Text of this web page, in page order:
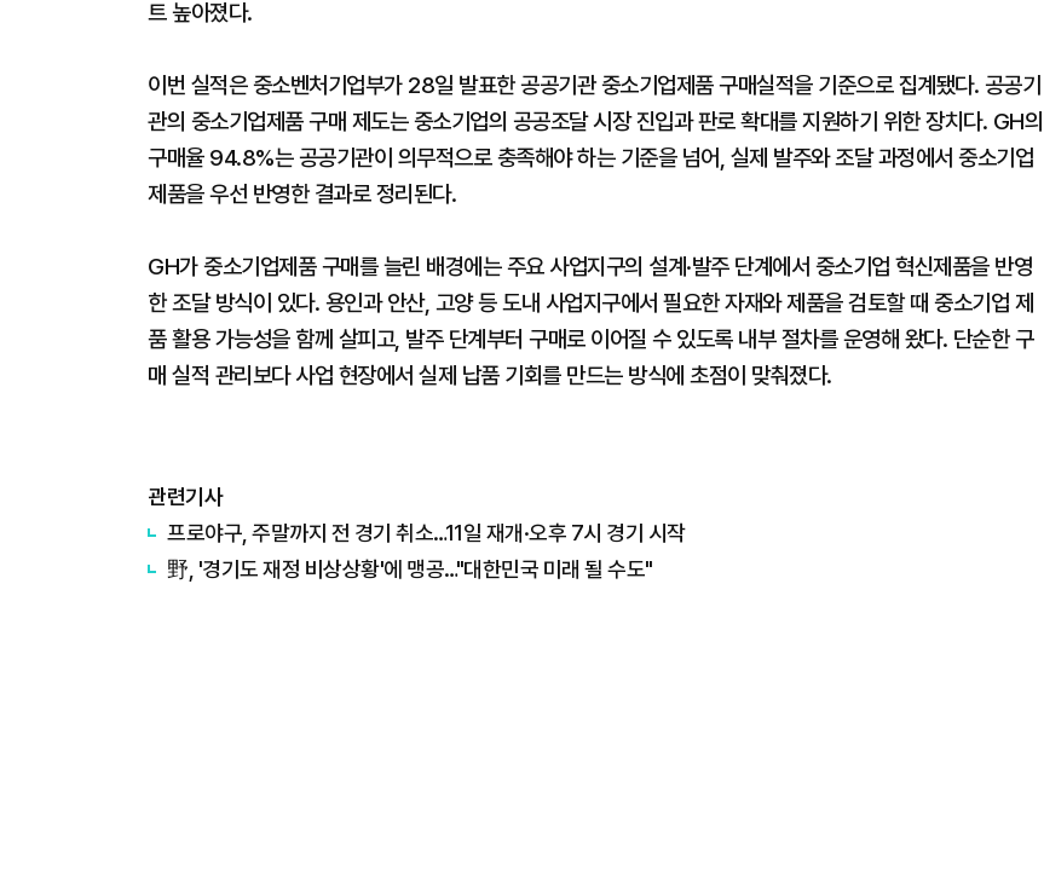
트 높아졌다.
이번 실적은 중소벤처기업부가 28일 발표한 공공기관 중소기업제품 구매실적을 기준으로 집계됐다. 공공기
관의 중소기업제품 구매 제도는 중소기업의 공공조달 시장 진입과 판로 확대를 지원하기 위한 장치다. GH의
구매율 94.8%는 공공기관이 의무적으로 충족해야 하는 기준을 넘어, 실제 발주와 조달 과정에서 중소기업
제품을 우선 반영한 결과로 정리된다.
GH가 중소기업제품 구매를 늘린 배경에는 주요 사업지구의 설계·발주 단계에서 중소기업 혁신제품을 반영
한 조달 방식이 있다. 용인과 안산, 고양 등 도내 사업지구에서 필요한 자재와 제품을 검토할 때 중소기업 제
품 활용 가능성을 함께 살피고, 발주 단계부터 구매로 이어질 수 있도록 내부 절차를 운영해 왔다. 단순한 구
매 실적 관리보다 사업 현장에서 실제 납품 기회를 만드는 방식에 초점이 맞춰졌다.
관련기사
프로야구, 주말까지 전 경기 취소…11일 재개·오후 7시 경기 시작
野, '경기도 재정 비상상황'에 맹공…"대한민국 미래 될 수도"